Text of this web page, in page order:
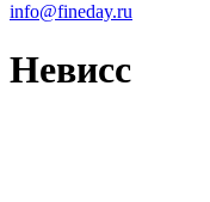
info@fineday.ru
Невисc